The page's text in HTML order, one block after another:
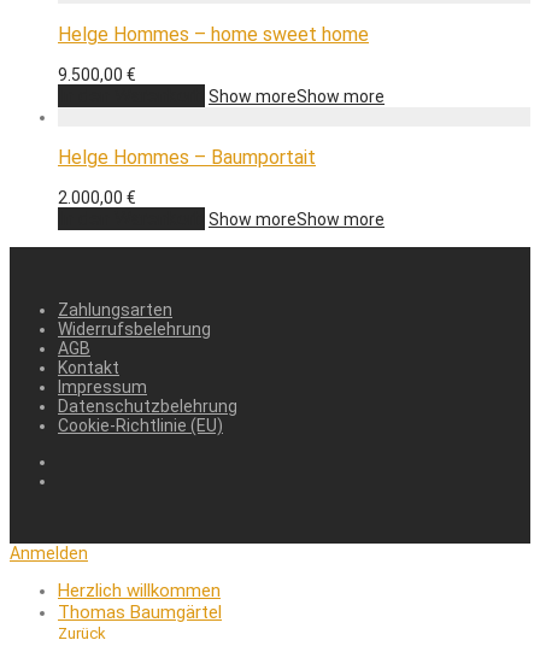
Helge Hommes – home sweet home
9.500,00 €
Show moreShow more
Helge Hommes – Baumportait
2.000,00 €
Show moreShow more
Zahlungsarten
Widerrufsbelehrung
AGB
Kontakt
Impressum
Datenschutzbelehrung
Cookie-Richtlinie (EU)
Anmelden
Herzlich willkommen
Thomas Baumgärtel
Zurück